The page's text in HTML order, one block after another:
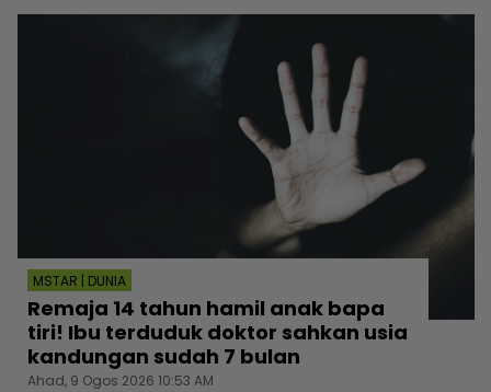
MSTAR | DUNIA
Remaja 14 tahun hamil anak bapa
tiri! Ibu terduduk doktor sahkan usia
kandungan sudah 7 bulan
Ahad, 9 Ogos 2026 10:53 AM